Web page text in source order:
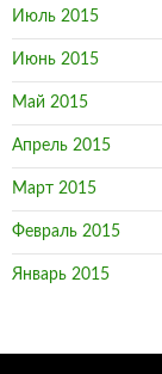
Июль 2015
Июнь 2015
Май 2015
Апрель 2015
Март 2015
Февраль 2015
Январь 2015